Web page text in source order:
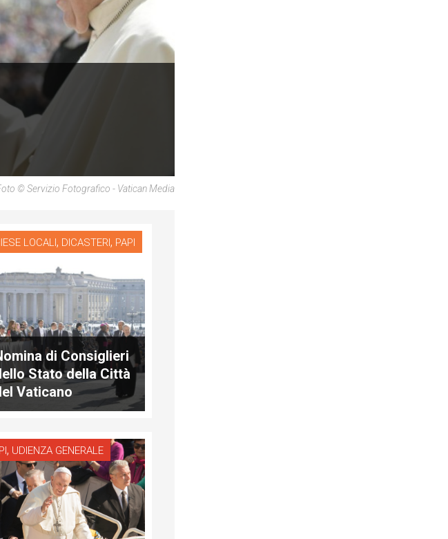
© Servizio Fotografico - Vatican Media
LOCALI, DICASTERI, PAPI
di Consiglieri
Stato della Città
Vaticano
, UDIENZA GENERALE